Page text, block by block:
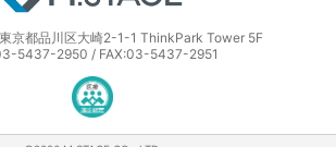
京都品川区大崎2-1-1 ThinkPark Tower 5F
5437-2950 / FAX:03-5437-2951